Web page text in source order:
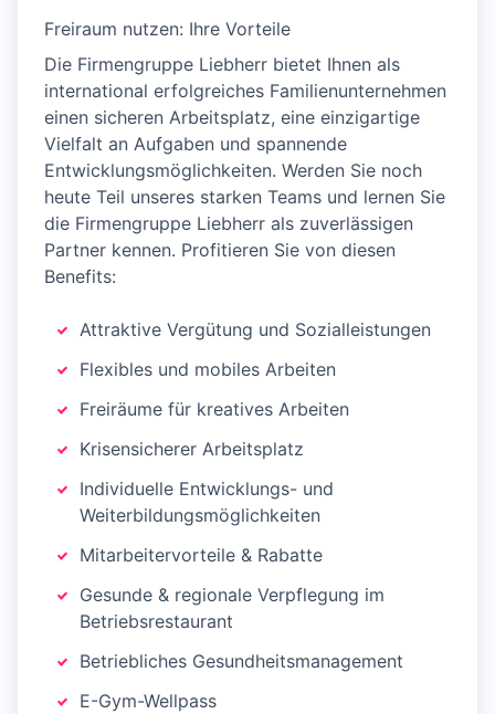
Freiraum nutzen: Ihre Vorteile
Die Firmengruppe Liebherr bietet Ihnen als
international erfolgreiches Familienunternehmen
einen sicheren Arbeitsplatz, eine einzigartige
Vielfalt an Aufgaben und spannende
Entwicklungsmöglichkeiten. Werden Sie noch
heute Teil unseres starken Teams und lernen Sie
die Firmengruppe Liebherr als zuverlässigen
Partner kennen. Profitieren Sie von diesen
Benefits:
Attraktive Vergütung und Sozialleistungen
Flexibles und mobiles Arbeiten
Freiräume für kreatives Arbeiten
Krisensicherer Arbeitsplatz
Individuelle Entwicklungs- und
Weiterbildungsmöglichkeiten
Mitarbeitervorteile & Rabatte
Gesunde & regionale Verpflegung im
Betriebsrestaurant
Betriebliches Gesundheitsmanagement
E-Gym-Wellpass